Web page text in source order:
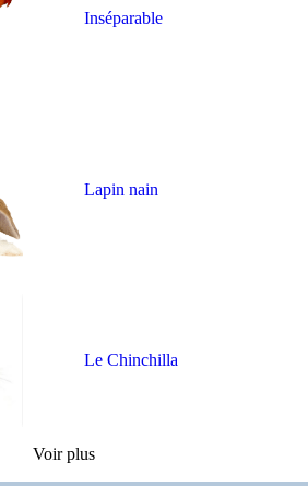
Inséparable
Lapin nain
Le Chinchilla
Voir plus